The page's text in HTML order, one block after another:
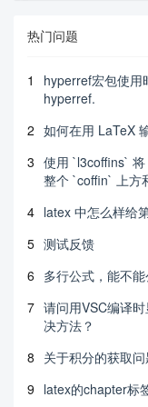
热门问题
1
hyperref宏包使
hyperref.
2 如何在用 LaTeX
3 使用 `l3coffins`
整个 `coffin` 上方
4 latex 中怎么样给
5 测试反馈
6 多行公式，能不
7 请问用VSC编译
决方法？
8 关于积分的获取
9 latex的chapter标